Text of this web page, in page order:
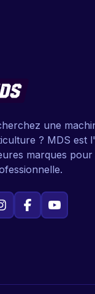
une
? MDS est
marques